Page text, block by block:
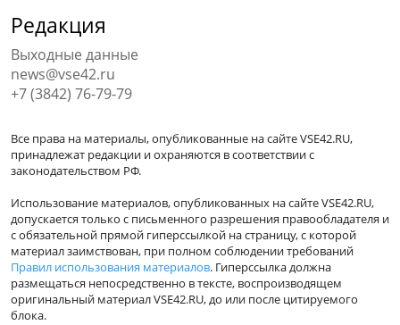
Редакция
Выходные данные
news@vse42.ru
+7 (3842) 76-79-79
Все права на материалы, опубликованные на сайте VSE42.RU,
принадлежат редакции и охраняются в соответствии с
законодательством РФ.
Использование материалов, опубликованных на сайте VSE42.RU,
допускается только с письменного разрешения правообладателя и
с обязательной прямой гиперссылкой на страницу, с которой
материал заимствован, при полном соблюдении требований
Правил использования материалов. Гиперссылка должна
размещаться непосредственно в тексте, воспроизводящем
оригинальный материал VSE42.RU, до или после цитируемого
блока.